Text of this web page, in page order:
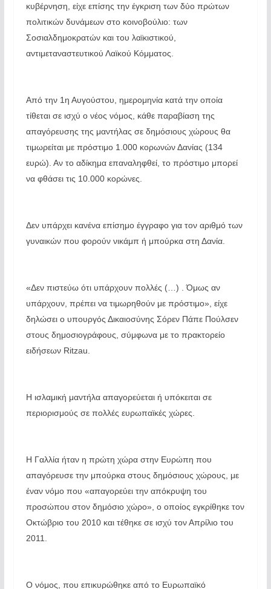
κυβέρνηση, είχε επίσης την έγκριση των δύο πρώτων
πολιτικών δυνάμεων στο κοινοβούλιο: των
Σοσιαλδημοκρατών και του λαϊκιστικού,
αντιμεταναστευτικού Λαϊκού Κόμματος.
Από την 1η Αυγούστου, ημερομηνία κατά την οποία
τίθεται σε ισχύ ο νέος νόμος, κάθε παραβίαση της
απαγόρευσης της μαντήλας σε δημόσιους χώρους θα
τιμωρείται με πρόστιμο 1.000 κορωνών Δανίας (134
ευρώ). Αν το αδίκημα επαναληφθεί, το πρόστιμο μπορεί
να φθάσει τις 10.000 κορώνες.
Δεν υπάρχει κανένα επίσημο έγγραφο για τον αριθμό των
γυναικών που φορούν νικάμπ ή μπούρκα στη Δανία.
«Δεν πιστεύω ότι υπάρχουν πολλές (…) . Όμως αν
υπάρχουν, πρέπει να τιμωρηθούν με πρόστιμο», είχε
δηλώσει ο υπουργός Δικαιοσύνης Σόρεν Πάπε Πούλσεν
στους δημοσιογράφους, σύμφωνα με το πρακτορείο
ειδήσεων Ritzau.
Η ισλαμική μαντήλα απαγορεύεται ή υπόκειται σε
περιορισμούς σε πολλές ευρωπαϊκές χώρες.
Η Γαλλία ήταν η πρώτη χώρα στην Ευρώπη που
απαγόρευσε την μπούρκα στους δημόσιους χώρους, με
έναν νόμο που «απαγορεύει την απόκρυψη του
προσώπου στον δημόσιο χώρο», ο οποίος εγκρίθηκε τον
Οκτώβριο του 2010 και τέθηκε σε ισχύ τον Απρίλιο του
2011.
Ο νόμος, που επικυρώθηκε από το Ευρωπαϊκό